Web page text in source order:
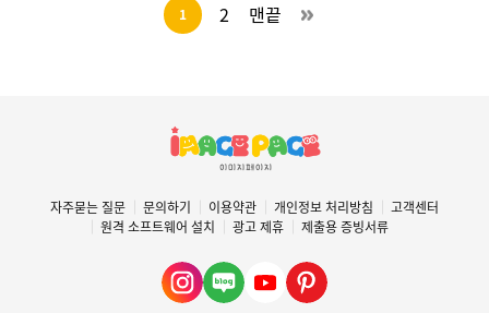
1 2 맨끝
자주묻는 질문 문의하기 이용약관 개인정보 처리방침
고객센터
원격 소프트웨어 설치
광고 제휴 제출용 증빙서류